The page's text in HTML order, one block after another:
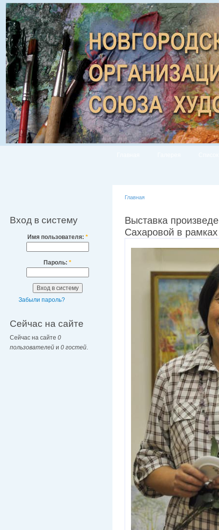
Вход в систему
Имя пользователя: *
Пароль: *
Забыли пароль?
Сейчас на сайте
Сейчас на сайте 0
пользователей и 0 гостей
Главная
Выставка
Сахаровой в